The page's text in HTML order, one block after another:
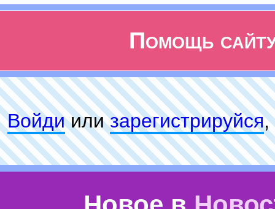
Помощь
Войдиилизарeгиcтpируйся,